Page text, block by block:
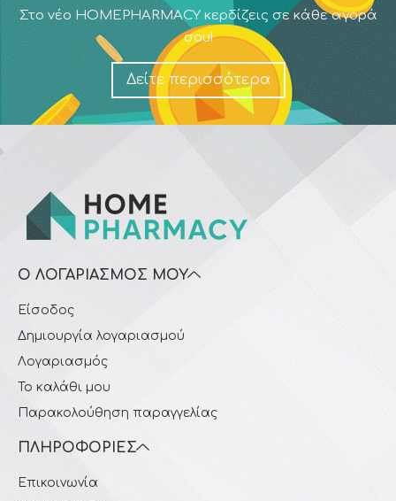
Στο νέο HOMEPHARMACY κερδίζεις σε κάθε αγορά
σου!
Δείτε περισσότερα
Ο ΛΟΓΑΡΙΑΣΜΌΣ ΜΟΥ
Είσοδος
Δημιουργία λογαριασμού
Λογαριασμός
Το καλάθι μου
Παρακολούθηση παραγγελίας
ΠΛΗΡΟΦΟΡΊΕΣ
Επικοινωνία